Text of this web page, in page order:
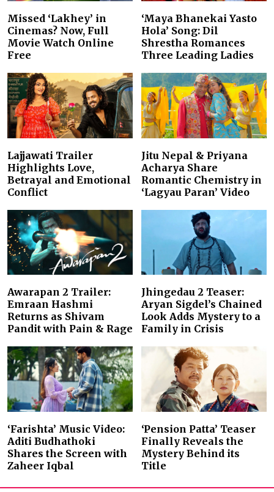
Missed ‘Lakhey’ in
Cinemas? Now, Full
Movie Watch Online
Free
‘Maya Bhanekai Yasto
Hola’ Song: Dil
Shrestha Romances
Three Leading Ladies
Lajjawati Trailer
Highlights Love,
Betrayal and Emotional
Conflict
Jitu Nepal & Priyana
Acharya Share
Romantic Chemistry in
‘Lagyau Paran’ Video
Awarapan 2 Trailer:
Emraan Hashmi
Returns as Shivam
Pandit with Pain & Rage
Jhingedau 2 Teaser:
Aryan Sigdel’s Chained
Look Adds Mystery to a
Family in Crisis
‘Farishta’ Music Video:
Aditi Budhathoki
Shares the Screen with
Zaheer Iqbal
‘Pension Patta’ Teaser
Finally Reveals the
Mystery Behind its
Title